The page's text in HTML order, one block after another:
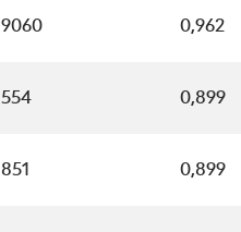
9060 0,962
554 0,899
851 0,899